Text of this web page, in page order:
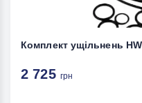
Комплект ущільнень
2 725 грн